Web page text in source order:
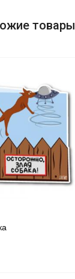
товары